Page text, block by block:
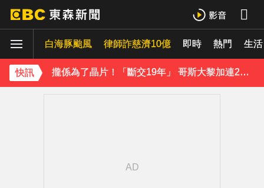
白海豚颱風 律師詐慈濟10億 即時 熱門 生活
快訊
南韓熱浪「破40度」釀23死！近3000人就醫 百萬家畜暴斃
攏係為了晶片！「斷交19年」 哥斯大黎加連2年來台